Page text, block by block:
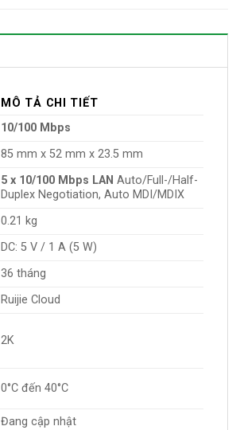
MÔ TẢ CHI TIẾT
10/100 Mbps
85 mm x 52 mm x 23.5 mm
5 x 10/100 Mbps LAN Auto/Full-/Half-
Duplex Negotiation, Auto MDI/MDIX
0.21 kg
DC: 5 V / 1 A (5 W)
36 tháng
Ruijie Cloud
2K
0°C đến 40°C
Đang cập nhật